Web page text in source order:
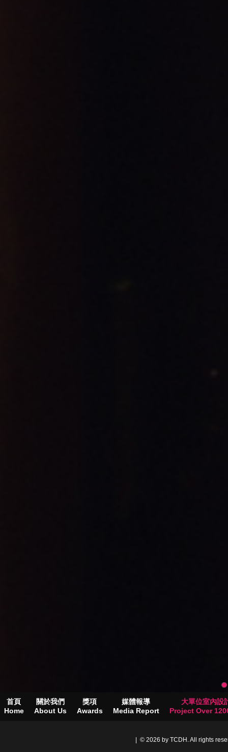
首頁
Home
關於我們
About Us
獎項
Awards
媒體報導
Media Report
大單位室內設
Project Over
| © 2026 by TCDH. All rights